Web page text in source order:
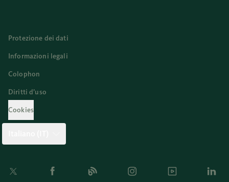
Protezione dei dati
Informazioni legali
Colophon
Diritti d’uso
Cookies
Twitter Facebook Blog Instagram Youtube